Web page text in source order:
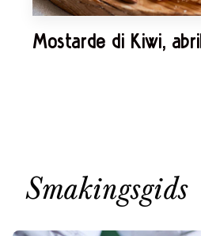
Mostarde di Kiwi,
Smakingsgids